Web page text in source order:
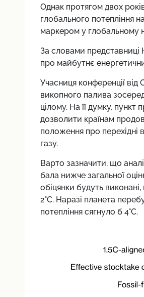
Однак протягом двох
глобального потепління
маркером у глобальному
За словами представниці
про майбутнє
Учасниця конференції
викопного палива
цілому. На її думку,
дозволити країнам
положення про перехідні
газу.
Варто зазначити, що
бала нижче загальної
обіцянки будуть
2°C. Наразі планета
потепління сягнуло б 4°C.